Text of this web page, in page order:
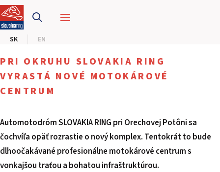
SK EN
PRETEKÁRSKY OKRUH
CENTRUM BEZPEČNEJ JAZDY
HOTEL RING
KALENDÁR
SK
PRI OKRUHU SLOVAKIA RING
VYRASTÁ NOVÉ MOTOKÁROVÉ
CENTRUM
Automotodróm SLOVAKIA RING pri Orechovej Potôni sa
čochvíľa opäť rozrastie o nový komplex. Tentokrát to bude
dlhoočakávané profesionálne motokárové centrum s
vonkajšou traťou a bohatou infraštruktúrou.